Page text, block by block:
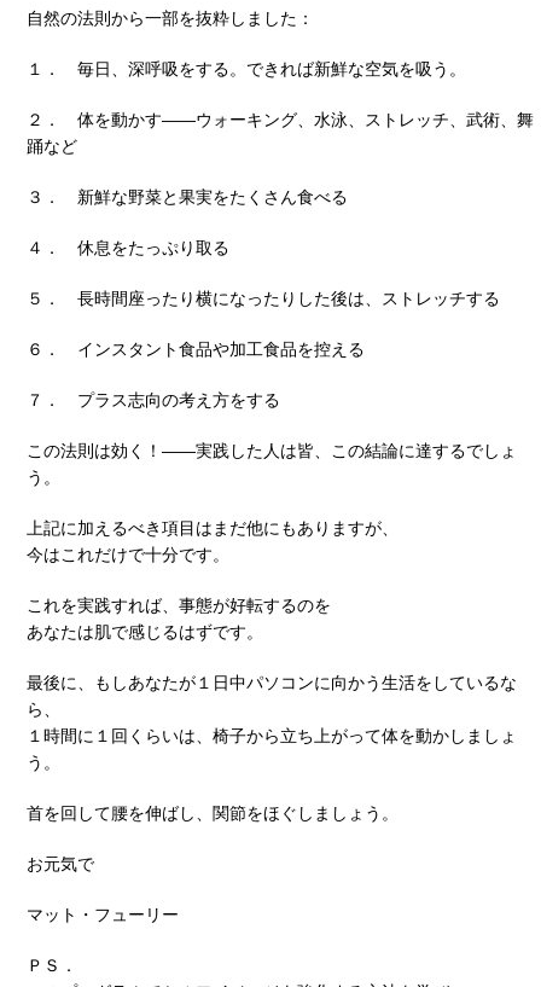
自然の法則から一部を抜粋しました：
１． 毎日、深呼吸をする。できれば新鮮な空気を吸う。
２． 体を動かす――ウォーキング、水泳、ストレッチ、武術、舞
踊など
３． 新鮮な野菜と果実をたくさん食べる
４． 休息をたっぷり取る
５． 長時間座ったり横になったりした後は、ストレッチする
６． インスタント食品や加工食品を控える
７． プラス志向の考え方をする
この法則は効く！――実践した人は皆、この結論に達するでしょ
う。
上記に加えるべき項目はまだ他にもありますが、
今はこれだけで十分です。
これを実践すれば、事態が好転するのを
あなたは肌で感じるはずです。
最後に、もしあなたが１日中パソコンに向かう生活をしているな
ら、
１時間に１回くらいは、椅子から立ち上がって体を動かしましょ
う。
首を回して腰を伸ばし、関節をほぐしましょう。
お元気で
マット・フューリー
ＰＳ．